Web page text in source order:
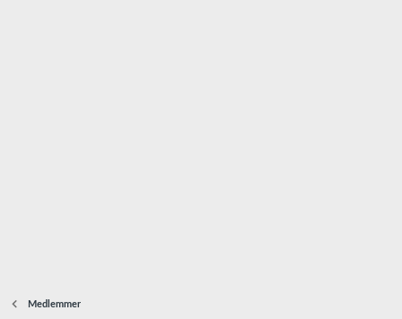
Medlemmer